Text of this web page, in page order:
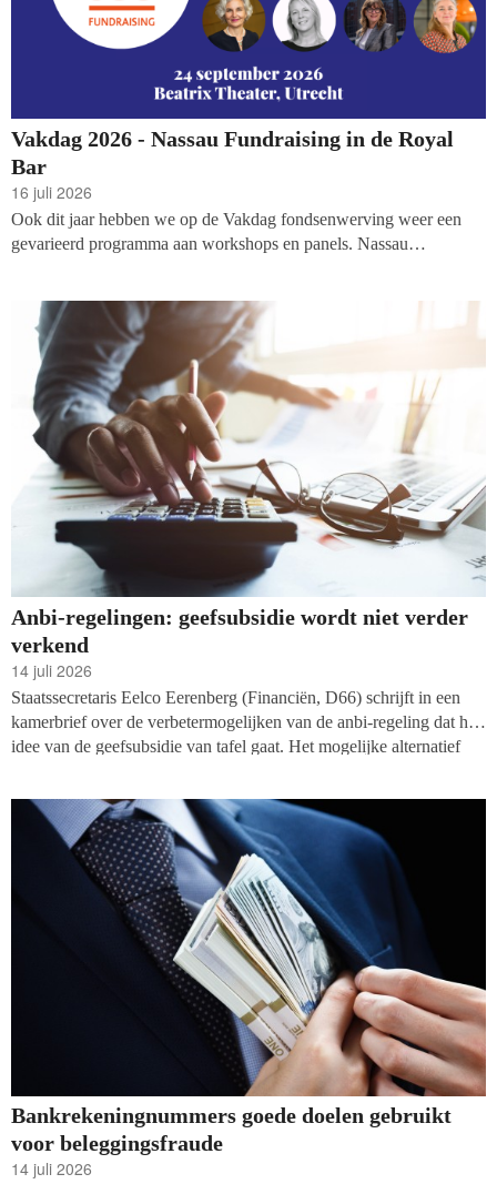
Vakdag 2026 - Nassau Fundraising in de Royal
Bar
16 juli 2026
Ook dit jaar hebben we op de Vakdag fondsenwerving weer een
gevarieerd programma aan workshops en panels. Nassau
sessieronde wordt er een workshop verzorgd over verschillende
onderwerpen, waaronder
high value
Fundraising.
Anbi-regelingen: geefsubsidie wordt niet verder
verkend
14 juli 2026
Staatssecretaris Eelco Eerenberg (Financiën, D66) schrijft in een
kamerbrief over de verbetermogelijken van de anbi-regeling dat het
idee van de geefsubsidie van tafel gaat. Het mogelijke alternatief
Bankrekeningnummers goede doelen gebruikt
voor beleggingsfraude
14 juli 2026